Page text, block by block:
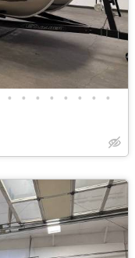
• • • • • • • •